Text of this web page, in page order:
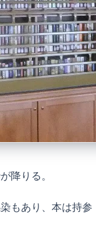
降りる。
もあり、本は持参